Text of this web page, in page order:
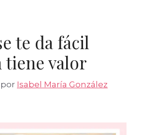
te da fácil
tiene valor
por Isabel María González